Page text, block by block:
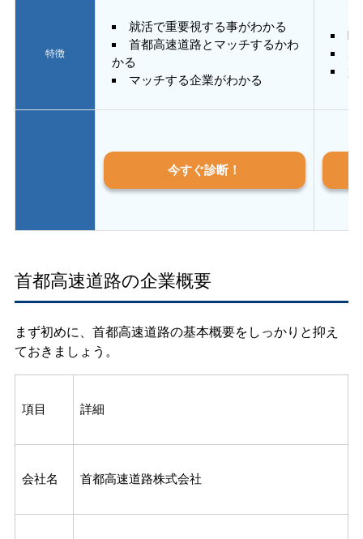
特徴
就活で重要視する事がわかる
首都高速道路とマッチするかわ
かる
マッチする企業がわかる
質
今すぐ診断！
首都高速道路の企業概要
まず初めに、首都高速道路の基本概要をしっかりと抑え
ておきましょう。
項目 詳細
会社名 首都高速道路株式会社